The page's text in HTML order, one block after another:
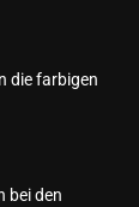
die farbigen
bei den